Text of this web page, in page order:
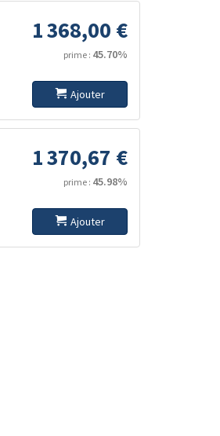
1 368,00 €
prime : 45.70%
Ajouter
1 370,67 €
prime : 45.98%
Ajouter